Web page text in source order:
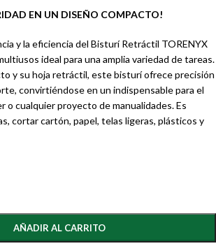
EN UN DISEÑO COMPACTO!
y la eficiencia del Bisturí Retráctil TORENYX
ideal para una amplia variedad de tareas.
y su hoja retráctil, este bisturí ofrece precisión
convirtiéndose en un indispensable para el
o cualquier proyecto de manualidades. Es
cortar cartón, papel, telas ligeras, plásticos y
AÑADIR AL CARRITO